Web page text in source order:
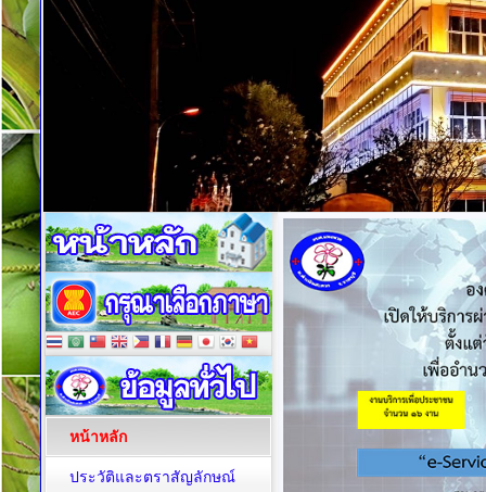
หน้าหลัก
ประวัติและตราสัญลักษณ์